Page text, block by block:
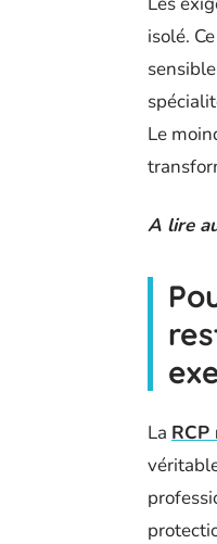
isolé.
Le
A lire
La RCP